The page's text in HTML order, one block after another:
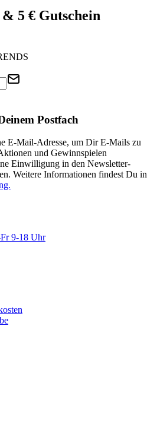
5 € Gutschein
Postfach
E-Mail-Adresse, um Dir E-Mails zu
und Gewinnspielen
Einwilligung in den Newsletter-
Weitere Informationen findest Du in
9-18 Uhr